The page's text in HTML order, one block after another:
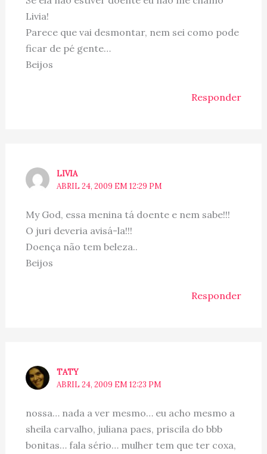
Livia!
Parece que vai desmontar, nem sei como pode
ficar de pé gente…
Beijos
Responder
LIVIA
ABRIL 24, 2009 EM 12:29 PM
My God, essa menina tá doente e nem sabe!!!
O juri deveria avisá-la!!!
Doença não tem beleza..
Beijos
Responder
TATY
ABRIL 24, 2009 EM 12:23 PM
nossa… nada a ver mesmo… eu acho mesmo a
sheila carvalho, juliana paes, priscila do bbb
bonitas… fala sério… mulher tem que ter coxa,